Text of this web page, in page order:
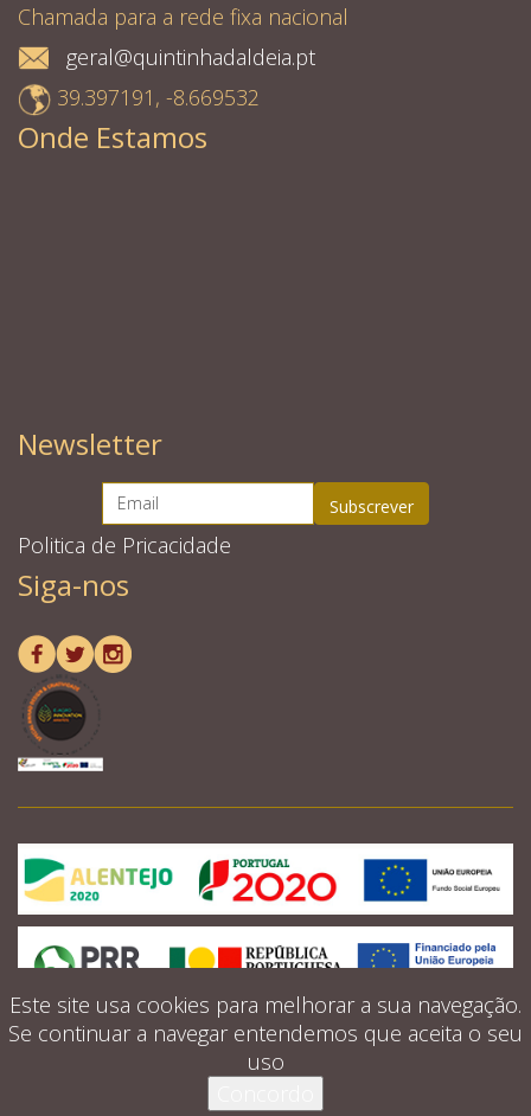
Chamada para a rede fixa nacional
geral@quintinhadaldeia.pt
39.397191, -8.669532
Onde Estamos
Newsletter
Politica de Pricacidade
Siga-nos
Este site usa cookies para melhorar a sua navegação.
Se continuar a navegar entendemos que aceita o seu
uso